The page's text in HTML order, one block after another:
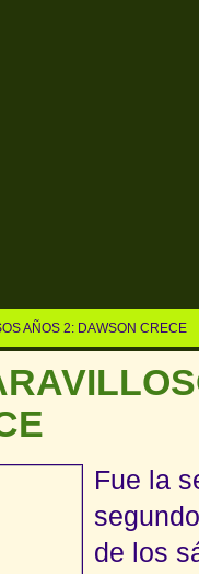
AÑOS 2: DAWSON CRECE
Fue la
de los